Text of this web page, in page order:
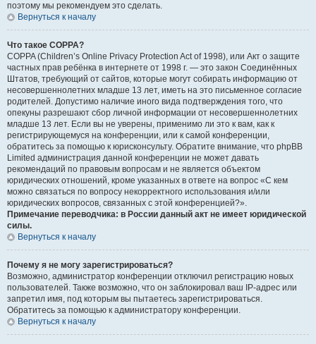
поэтому мы рекомендуем это сделать.
Вернуться к началу
Что такое COPPA?
COPPA (Children’s Online Privacy Protection Act of 1998), или Акт о защите
частных прав ребёнка в интернете от 1998 г. — это закон Соединённых
Штатов, требующий от сайтов, которые могут собирать информацию от
несовершеннолетних младше 13 лет, иметь на это письменное согласие
родителей. Допустимо наличие иного вида подтверждения того, что
опекуны разрешают сбор личной информации от несовершеннолетних
младше 13 лет. Если вы не уверены, применимо ли это к вам, как к
регистрирующемуся на конференции, или к самой конференции,
обратитесь за помощью к юрисконсульту. Обратите внимание, что phpBB
Limited администрация данной конференции не может давать
рекомендаций по правовым вопросам и не является объектом
юридических отношений, кроме указанных в ответе на вопрос «С кем
можно связаться по вопросу некорректного использования и/или
юридических вопросов, связанных с этой конференцией?».
Примечание переводчика: в России данный акт не имеет юридической
силы.
Вернуться к началу
Почему я не могу зарегистрироваться?
Возможно, администратор конференции отключил регистрацию новых
пользователей. Также возможно, что он заблокировал ваш IP-адрес или
запретил имя, под которым вы пытаетесь зарегистрироваться.
Обратитесь за помощью к администратору конференции.
Вернуться к началу